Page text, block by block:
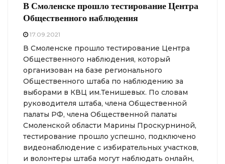
В Смоленске прошло тестирование Центра
Общественного наблюдения
17.09.2021
В Смоленске прошло тестирование Центра
Общественного наблюдения, который
организован на базе регионального
Общественного штаба по наблюдению за
выборами в КВЦ им.Тенишевых. По словам
руководителя штаба, члена Общественной
палаты РФ, члена Общественной палаты
Смоленской области Марины Проскурниной,
тестирование прошло успешно, подключено
видеонаблюдение с избирательных участков,
и волонтеры штаба могут наблюдать онлайн,